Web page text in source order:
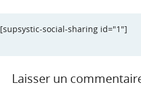
[supsystic-social-sharing id="1"]
Laisser un